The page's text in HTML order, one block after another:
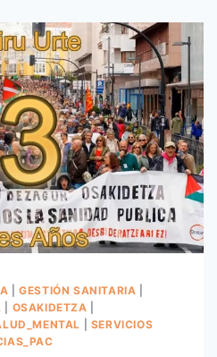
|GESTIÓN SANITARIA
OSAKIDETZA
SERVICIOS